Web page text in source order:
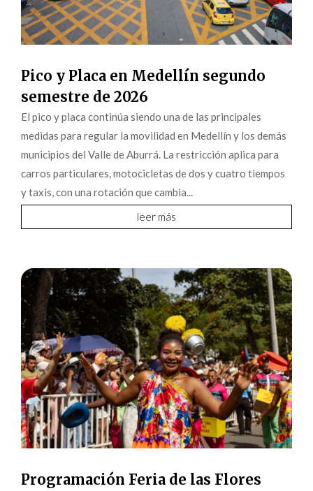
Pico y Placa en Medellín segundo
semestre de 2026
El pico y placa continúa siendo una de las principales
medidas para regular la movilidad en Medellín y los demás
municipios del Valle de Aburrá. La restricción aplica para
carros particulares, motocicletas de dos y cuatro tiempos
y taxis, con una rotación que cambia...
leer más
Programación Feria de las Flores